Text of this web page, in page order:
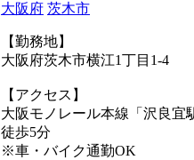
大阪府 茨木市
【勤務地】
大阪府茨木市横江1丁目1-4
【アクセス】
大阪モノレール本線「沢良宜
徒歩5分
※車・バイク通勤OK